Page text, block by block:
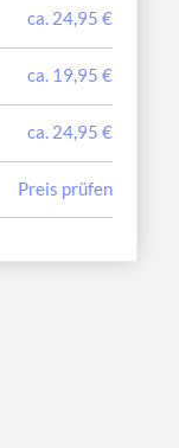
ca. 24,95 €
ca. 19,95 €
ca. 24,95 €
Preis prüfen